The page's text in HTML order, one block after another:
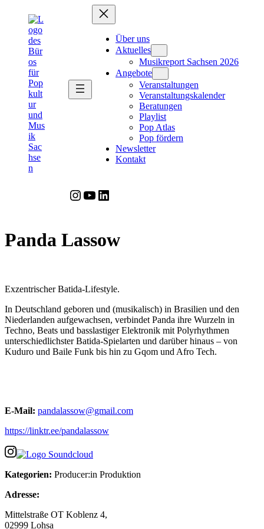
springen
Über uns
Aktuelles
Musikreport Sachsen 2026
Angebote
Veranstaltungen
Veranstaltungskalender
Beratungen
Playlist
Pop Atlas
Pop fördern
Newsletter
Kontakt
Instagram YouTube LinkedIn
Panda Lassow
Exzentrischer Batida-Lifestyle.
In Deutschland geboren und (musikalisch) in Brasilien und den
Niederlanden aufgewachsen, verbindet Panda ihre Wurzeln in
Techno, Beats und basslastiger Elektronik mit Polyrhythmen
unterschiedlichster Batida-Spielarten und darüber hinaus – von
Kuduro und Baile Funk bis hin zu Gqom und Afro Tech.
E-Mail: pandalassow@gmail.com
https://linktr.ee/pandalassow
Kategorien: Producer:in Produktion
Adresse:
Mittelstraße OT Koblenz 4,
02999 Lohsa